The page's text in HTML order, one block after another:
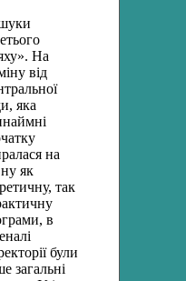
На
від
яка
на
як
так
в
були
загальні